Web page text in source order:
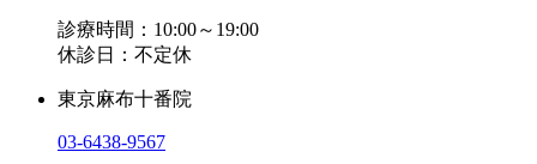
診療時間：10:00～19:00
休診日：不定休
東京麻布十番院
03-6438-9567